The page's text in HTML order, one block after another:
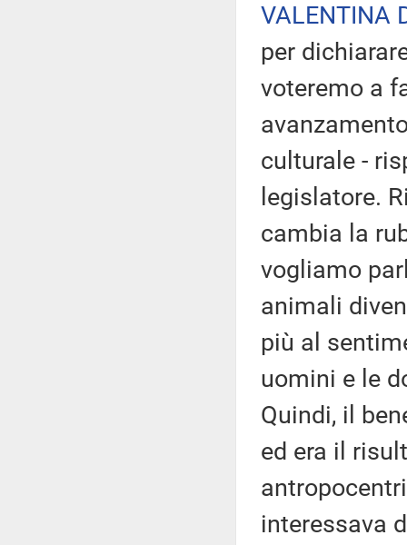
VALENTINA
per
voteremo a
culturale -
legislatore.
cambia la
vogliamo
animali
più al
uomini e le
Quindi, il
ed era il
interessava